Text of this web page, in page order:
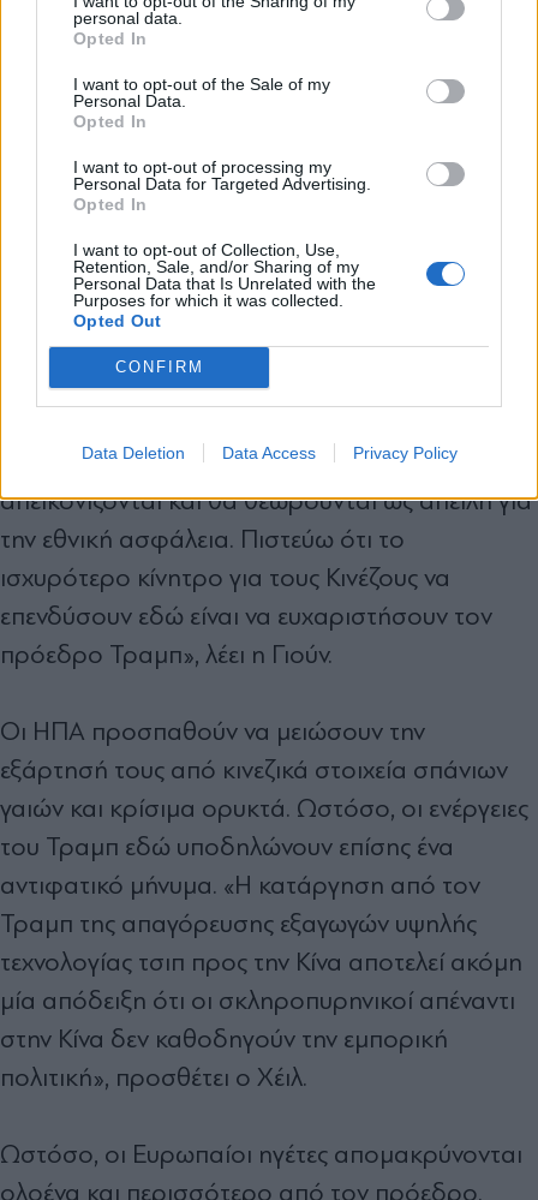
personal data.
Opted In
I want to opt-out of the Sale of my
Personal Data.
Opted In
I want to opt-out of processing my
Personal Data for Targeted Advertising.
Opted In
I want to opt-out of Collection, Use,
Retention, Sale, and/or Sharing of my
Personal Data that Is Unrelated with the
Purposes for which it was collected.
Opted Out
CONFIRM
Data Deletion Data Access Privacy Policy
Ο φόβος είναι ότι το να επιτραπεί στην Κίνα να
επενδύσει μαζικά στις ΗΠΑ «θα άνοιγε τους
ασκούς του Αιόλου». Εταιρείες συνδεδεμένες με
το Κομμουνιστικό Κόμμα της Κίνας δεν θα
τηρούσαν τους κανόνες. Αντίθετα, θα
μυστικά.
Αυτό επίσης κάνει τους Κινέζους να
αναρωτηθούν αν αξίζει τον κόπο. «Γνωρίζουν
περισσότερο θα χαρακτηρίζονται, θα
απεικονίζονται και θα θεωρούνται ως απειλή για
την εθνική ασφάλεια. Πιστεύω ότι το
ισχυρότερο κίνητρο για τους Κινέζους να
επενδύσουν εδώ είναι να ευχαριστήσουν τον
πρόεδρο Τραμπ», λέει η Γιούν.
Οι ΗΠΑ προσπαθούν να μειώσουν την
εξάρτησή τους από κινεζικά στοιχεία σπάνιων
γαιών και κρίσιμα ορυκτά. Ωστόσο, οι ενέργειες
του Τραμπ εδώ υποδηλώνουν επίσης ένα
αντιφατικό μήνυμα. «Η κατάργηση από τον
Τραμπ της απαγόρευσης εξαγωγών υψηλής
τεχνολογίας τσιπ προς την Κίνα αποτελεί ακόμη
μία απόδειξη ότι οι σκληροπυρηνικοί απέναντι
στην Κίνα δεν καθοδηγούν την εμπορική
πολιτική», προσθέτει ο Χέιλ.
Ωστόσο, οι Ευρωπαίοι ηγέτες απομακρύνονται
ολοένα και περισσότερο από τον πρόεδρο.
Αποδέχομαι τους
και την πολιτική απορρήτου
X